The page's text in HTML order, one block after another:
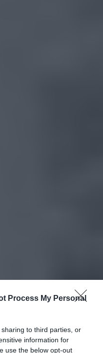
Process My Personal
to third parties, or
information for
use the below opt-out